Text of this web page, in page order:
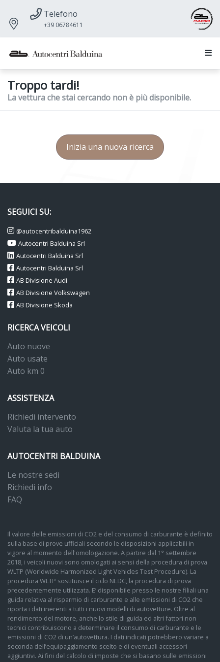
Telefono
+39 06784611
Troppo tardi!
La vettura che stai cercando non è più disponibile.
Inizia una nuova ricerca
SEGUICI SU:
@autocentribalduina1962
Autocentri Balduina Srl
Autocentri Balduina Srl
Autocentri Balduina Srl
AB Divisione Audi
AB Divisione Volkswagen
AB Divisione Skoda
RICERCA VEICOLI
Auto nuove
Auto usate
Auto km 0
ASSISTENZA
Richiedi intervento
Valuta la tua auto
AUTOCENTRI BALDUINA
Le nostre sedi
Richiedi info
FAQ
Il valore delle emissioni di CO2 e del consumo di carburante è definito
sulla base di prove ufficiali secondo le disposizioni applicabili in
vigore al momento dell'omologazione. A partire dal 1° settembre
2018, i veicoli nuovi sono omologati ai sensi della procedura di prova
WLTP (Worldwide Harmonized Light Vehicles Test Procedure). La
procedura WLTP sostituisce il ciclo NEDC, la procedura di prova
precedentemente utilizzata. E’ disponibile presso le nostre filiali una
guida relativa al risparmio di carburante e alle emissioni di CO2 che
riporta i dati inerenti a tutti i nuovi modelli di autovetture. Oltre al
rendimento del motore, anche lo stile di guida ed altri fattori non
tecnici contribuiscono a determinare il consumo di carburante e le
emissioni di CO2 di un’autovettura. I dati indicati potrebbero variare a
seconda dell’equipaggiamento scelto e di eventuali accessori
aggiuntivi. Ai fini del calcolo di imposte che si basano sulle emissioni